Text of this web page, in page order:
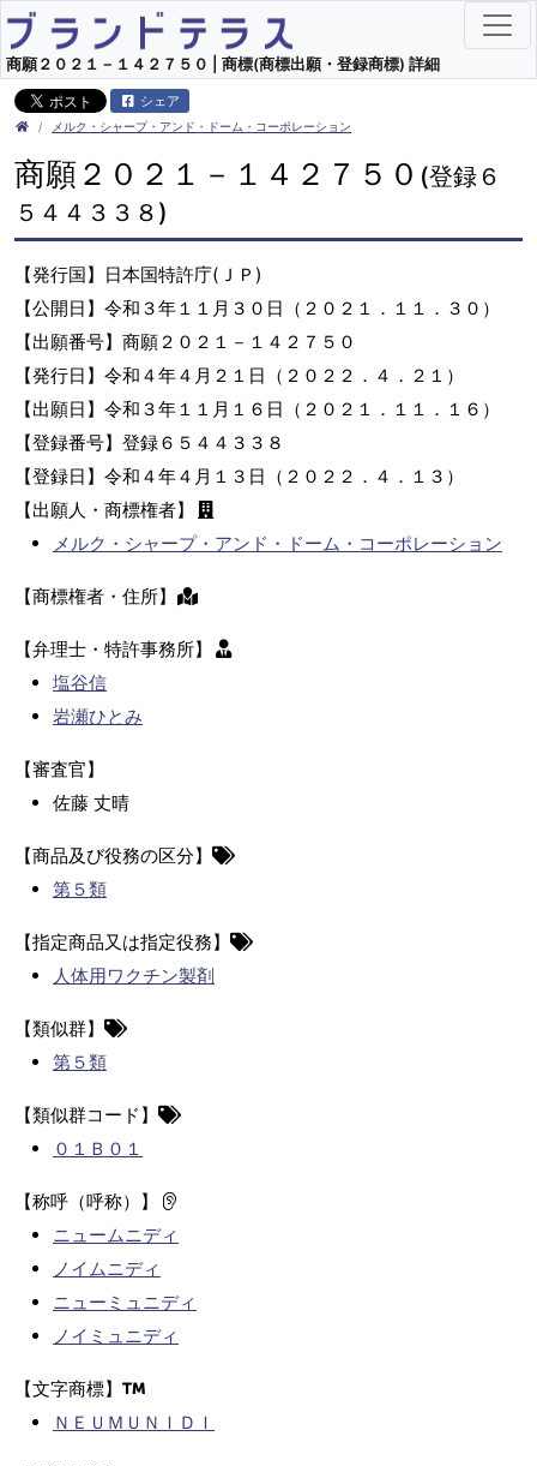
商願２０２１－１４２７５０ | 商標(商標出願・登録商標) 詳細
シェア
メルク・シャープ・アンド・ドーム・コーポレーション
商願２０２１－１４２７５０ (登録６
５４４３３８)
【発行国】日本国特許庁(ＪＰ)
【公開日】令和３年１１月３０日（２０２１．１１．３０）
【出願番号】商願２０２１－１４２７５０
【発行日】令和４年４月２１日（２０２２．４．２１）
【出願日】令和３年１１月１６日（２０２１．１１．１６）
【登録番号】登録６５４４３３８
【登録日】令和４年４月１３日（２０２２．４．１３）
【出願人・商標権者】
メルク・シャープ・アンド・ドーム・コーポレーション
【商標権者・住所】
【弁理士・特許事務所】
塩谷信
岩瀬ひとみ
【審査官】
佐藤 丈晴
【商品及び役務の区分】
第５類
【指定商品又は指定役務】
人体用ワクチン製剤
【類似群】
第５類
【類似群コード】
０１Ｂ０１
【称呼（呼称）】
ニュームニディ
ノイムニディ
ニューミュニディ
ノイミュニディ
【文字商標】
ＮＥＵＭＵＮＩＤＩ